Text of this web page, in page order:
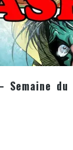
Semaine du